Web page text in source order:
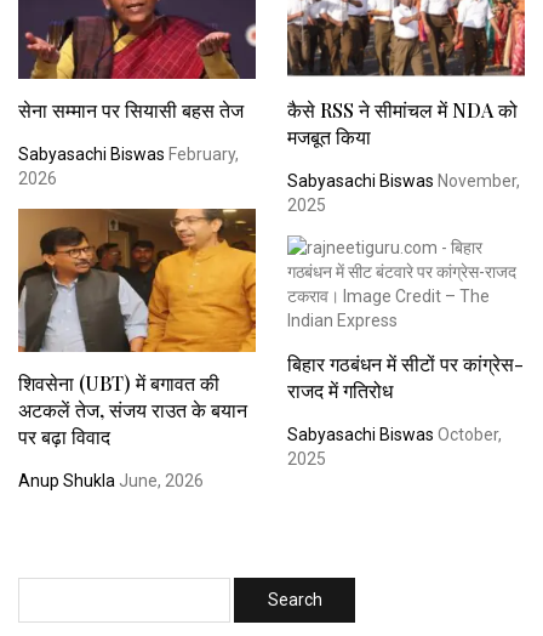
सेना सम्मान पर सियासी बहस तेज
Sabyasachi Biswas February,
2026
कैसे RSS ने सीमांचल में NDA को
मजबूत किया
Sabyasachi Biswas November,
2025
शिवसेना (UBT) में बगावत की
अटकलें तेज, संजय राउत के बयान
पर बढ़ा विवाद
Anup Shukla June, 2026
बिहार गठबंधन में सीटों पर कांग्रेस-
राजद में गतिरोध
Sabyasachi Biswas October,
2025